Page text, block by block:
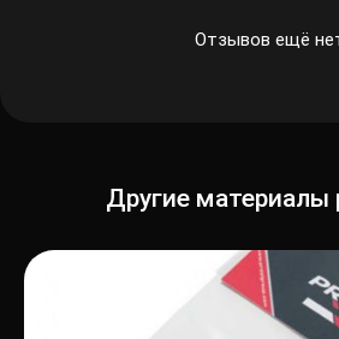
Отзывов ещё
Другие материалы